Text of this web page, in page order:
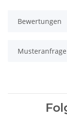
Bewertungen